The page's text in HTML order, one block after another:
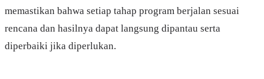
memastikan bahwa setiap tahap program berjalan sesuai
rencana dan hasilnya dapat langsung dipantau serta
diperbaiki jika diperlukan.